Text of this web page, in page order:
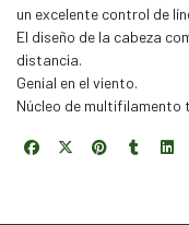
un excelente control de
El diseño de la cabeza
distancia.
Genial en el viento.
Núcleo de multifilamento